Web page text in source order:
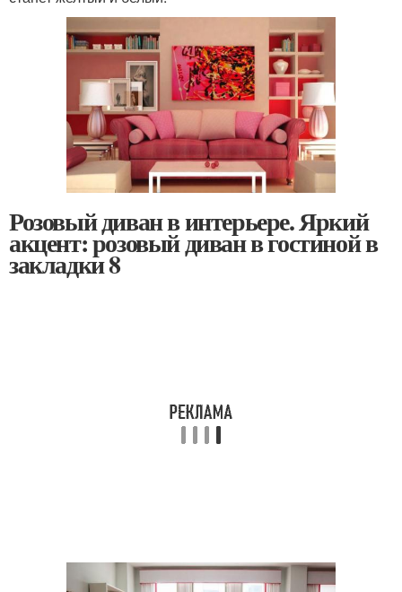
Розовый диван в интерьере. Яркий
акцент: розовый диван в гостиной в
закладки 8